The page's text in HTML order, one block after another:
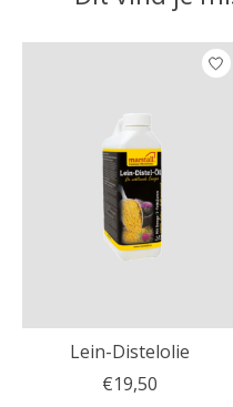
Items van
Lein-Distelolie
€19,50